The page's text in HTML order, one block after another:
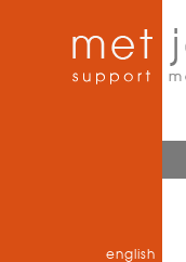
english